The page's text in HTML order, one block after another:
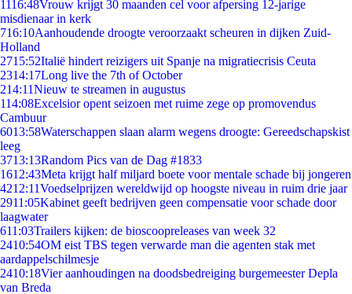
1116:48Vrouw krijgt 30 maanden cel voor afpersing 12-jarige
misdienaar in kerk
716:10Aanhoudende droogte veroorzaakt scheuren in dijken Zuid-
Holland
2715:52Italië hindert reizigers uit Spanje na migratiecrisis Ceuta
2314:17Long live the 7th of October
214:11Nieuw te streamen in augustus
114:08Excelsior opent seizoen met ruime zege op promovendus
Cambuur
6013:58Waterschappen slaan alarm wegens droogte: Gereedschapskist
leeg
3713:13Random Pics van de Dag #1833
1612:43Meta krijgt half miljard boete voor mentale schade bij jongeren
4212:11Voedselprijzen wereldwijd op hoogste niveau in ruim drie jaar
2911:05Kabinet geeft bedrijven geen compensatie voor schade door
laagwater
611:03Trailers kijken: de bioscoopreleases van week 32
2410:54OM eist TBS tegen verwarde man die agenten stak met
aardappelschilmesje
2410:18Vier aanhoudingen na doodsbedreiging burgemeester Depla
van Breda